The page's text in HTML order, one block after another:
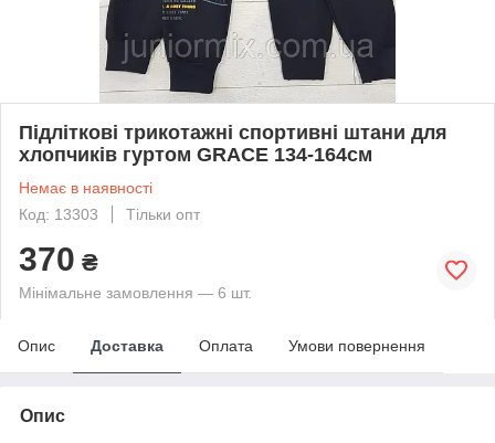
Підліткові трикотажні спортивні штани для
хлопчиків гуртом GRACE 134-164см
Немає в наявності
Код: 13303
Тільки опт
370 ₴
Мінімальне замовлення — 6 шт.
Опис Доставка Оплата Умови повернення
Опис